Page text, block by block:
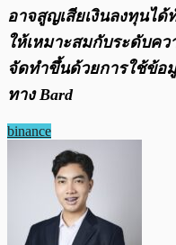
อาจสูญเสียเงินลงทุนไ
ให้เหมาะสมกับระดับคว
จัดทำขึ้นด้วยการใช้ข้อมู
ทาง Bard
binance